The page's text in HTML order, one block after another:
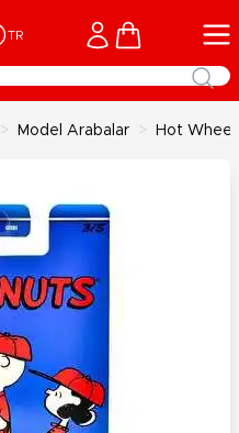
TR Cart
> Model Arabalar > Hot